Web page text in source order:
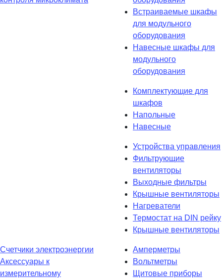
Встраиваемые шкафы
для модульного
оборудования
Навесные шкафы для
модульного
оборудования
Комплектующие для
шкафов
Напольные
Навесные
Устройства управления
Фильтрующие
вентиляторы
Выходные фильтры
Крышные вентиляторы
Нагреватели
Термостат на DIN рейку
Крышные вентиляторы
Счетчики электроэнергии
Аксессуары к
измерительному
Амперметры
Вольтметры
Щитовые приборы